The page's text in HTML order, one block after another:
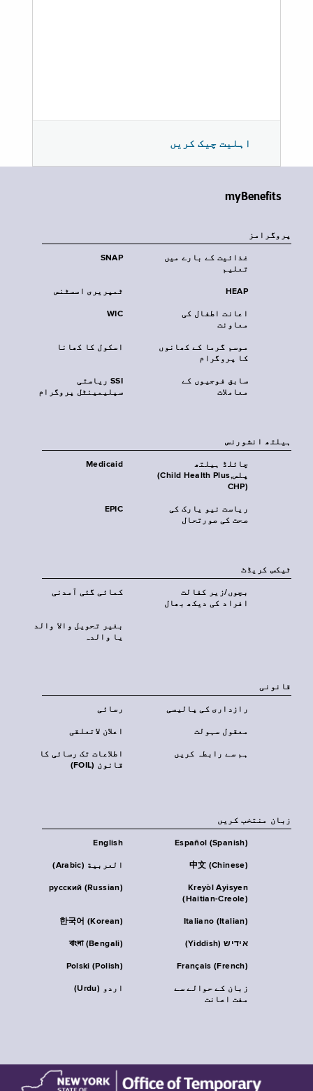
اہلیت چیک کریں
myBenefits
پروگرامز
SNAP
غذائیت کے بارے میں
تعلیم
ٹمپریری اسسٹنس HEAP
WIC
اعانت اطفال کی
معاونت
اسکول کا کھانا
موسم گرما کے کھانوں
کا پروگرام
SSI ریاستی
سپلیمینٹل پروگرام
سابق فوجیوں کے
معاملات
‏ہیلتھ انشورنس
Medicaid
چائلڈ ہیلتھ
پلس‎(Child Health Plus,
CHP)‎
EPIC
ریاست نیو یارک کی
صحت کی صورتحال
ٹیکس کریڈٹ
کمائی گئی آمدنی
بچوں/زیر کفالت
افراد کی دیکھ بھال
بغیر تحویل والا والد
یا والدہ
قانونی
رسائی رازداری کی پالیسی
اعلان لاتعلقی معقول سہولت
اطلاعات تک رسائی کا
قانون (FOIL)
ہم سے رابطہ کریں
زبان منتخب کریں
English Español (Spanish)
العربية (Arabic) 中文 (Chinese)
русский (Russian)
Kreyòl Ayisyen
(Haitian-Creole)
한국어 (Korean) Italiano (Italian)
বাংলা (Bengali) אידיש (Yiddish)
Polski (Polish) Français (French)
اردو (Urdu)
زبان کے حوالے سے
مفت اعانت